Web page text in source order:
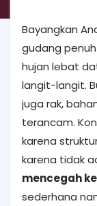
Bayangkan
gudang
hujan lebat
langit-langit.
juga rak,
terancam.
karena
karena tidak
mencegah
sederhana